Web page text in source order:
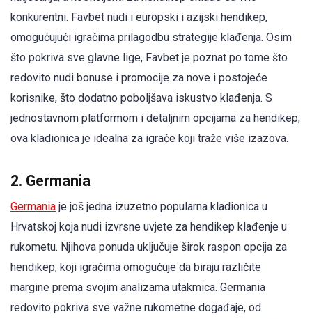
konkurentni. Favbet nudi i europski i azijski hendikep,
omogućujući igračima prilagodbu strategije klađenja. Osim
što pokriva sve glavne lige, Favbet je poznat po tome što
redovito nudi bonuse i promocije za nove i postojeće
korisnike, što dodatno poboljšava iskustvo klađenja. S
jednostavnom platformom i detaljnim opcijama za hendikep,
ova kladionica je idealna za igrače koji traže više izazova.
2. Germania
Germania je još jedna izuzetno popularna kladionica u
Hrvatskoj koja nudi izvrsne uvjete za hendikep klađenje u
rukometu. Njihova ponuda uključuje širok raspon opcija za
hendikep, koji igračima omogućuje da biraju različite
margine prema svojim analizama utakmica. Germania
redovito pokriva sve važne rukometne događaje, od